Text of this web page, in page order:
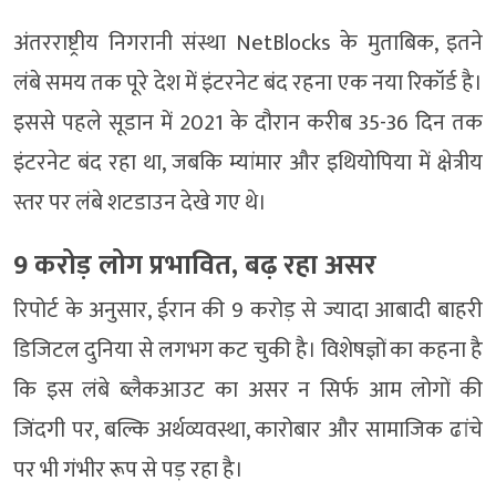
अंतरराष्ट्रीय निगरानी संस्था NetBlocks के मुताबिक, इतने
लंबे समय तक पूरे देश में इंटरनेट बंद रहना एक नया रिकॉर्ड है।
इससे पहलेसूडानमें 2021 के दौरान करीब 35-36 दिन तक
इंटरनेट बंद रहा था, जबकिम्यांमार औरइथियोपियामें क्षेत्रीय
स्तर पर लंबे शटडाउन देखे गए थे।
9 करोड़ लोग प्रभावित, बढ़ रहा असर
रिपोर्ट के अनुसार, ईरान की 9 करोड़ से ज्यादा आबादी बाहरी
डिजिटल दुनिया से लगभग कट चुकी है। विशेषज्ञों का कहना है
कि इस लंबे ब्लैकआउट का असर न सिर्फ आम लोगों की
जिंदगी पर, बल्कि अर्थव्यवस्था, कारोबार और सामाजिक ढांचे
पर भी गंभीर रूप से पड़ रहा है।